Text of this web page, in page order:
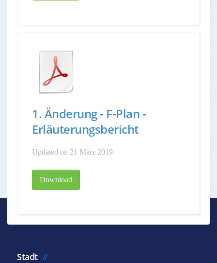
1. Änderung - F-Plan -
Erläuterungsbericht
Updated on 21 März 2019
Download
Stadt